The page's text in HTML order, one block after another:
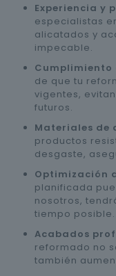
Experiencia y
especialistas
alicatados y
impecable.
de que tu
vigentes,
futuros.
Materiales de
productos
desgaste,
Optimización
planificada
nosotros,
tiempo posible.
Acabados
reformado no
también